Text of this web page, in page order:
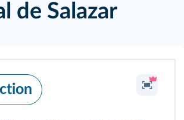
de Salazar